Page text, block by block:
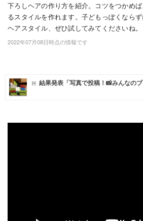
子育て・家族
病院
お仕事
マネー
下ろしヘアの作り方を紹介。コツをつかめ
るスタイルを作れます。子どもっぽくなら
ヘアスタイル、ぜひ試してみてくださいね。
2022年07月08日時点の情報です
結果発表「写真で投稿！📸みんなのブ